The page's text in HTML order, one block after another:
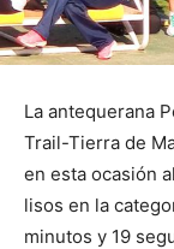
La antequerana
Trail-Tierra de
en esta ocasión
lisos en la
minutos y 19